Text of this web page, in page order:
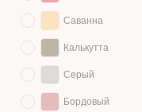
Саванна
Калькутта
Серый
Бордовый